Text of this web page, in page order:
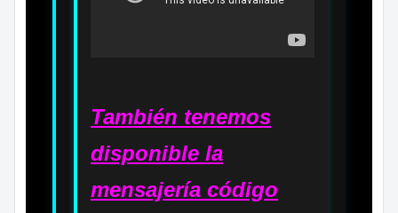
También tenemos
disponible la
mensajería código